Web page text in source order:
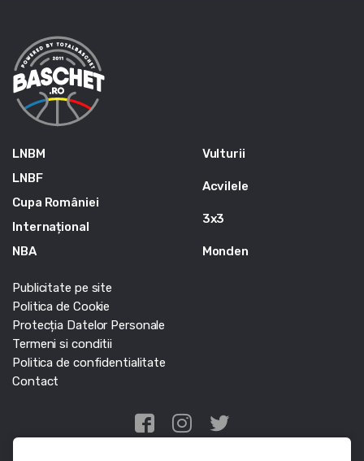
LNBM
LNBF
Cupa României
Internațional
NBA
Vulturii
Acvilele
3x3
Monden
Publicitate pe site
Politica de Cookie
Protecția Datelor Personale
Termeni si conditii
Politica de confidentialitate
Contact